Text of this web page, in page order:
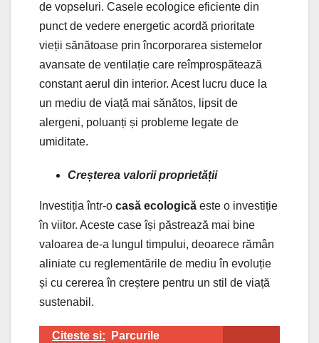
de vopseluri. Casele ecologice eficiente din
punct de vedere energetic acordă prioritate
vieții sănătoase prin încorporarea sistemelor
avansate de ventilație care reîmprospătează
constant aerul din interior. Acest lucru duce la
un mediu de viață mai sănătos, lipsit de
alergeni, poluanți și probleme legate de
umiditate.
Creșterea valorii proprietății
Investiția într-o casă ecologică este o investiție
în viitor. Aceste case își păstrează mai bine
valoarea de-a lungul timpului, deoarece rămân
aliniate cu reglementările de mediu în evoluție
și cu cererea în creștere pentru un stil de viață
sustenabil.
Citeste si:
Parcurile